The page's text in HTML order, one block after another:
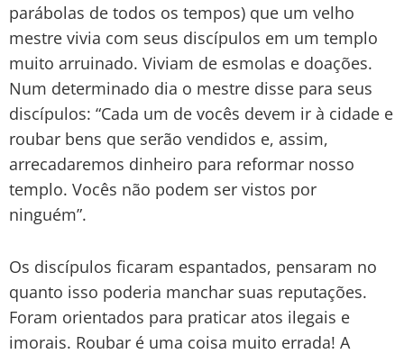
parábolas de todos os tempos) que um velho
mestre vivia com seus discípulos em um templo
muito arruinado. Viviam de esmolas e doações.
Num determinado dia o mestre disse para seus
discípulos: “Cada um de vocês devem ir à cidade e
roubar bens que serão vendidos e, assim,
arrecadaremos dinheiro para reformar nosso
templo. Vocês não podem ser vistos por
ninguém”.
Os discípulos ficaram espantados, pensaram no
quanto isso poderia manchar suas reputações.
Foram orientados para praticar atos ilegais e
imorais. Roubar é uma coisa muito errada! A